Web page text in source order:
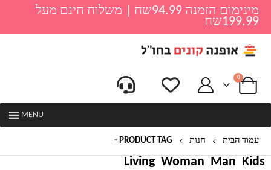
מינימום הזמנה 94.99שח | משלוח חינם מעל
199.99שח
0
MENU
עמוד הבית חנות PRODUCT TAG -
Kids
Man
Woman
Living